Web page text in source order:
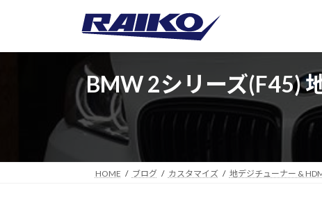
BMW 2シリーズ(F45)
HOME ブログ カスタマイズ 地デジチューナー &